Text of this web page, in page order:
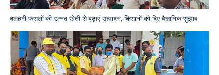
दलहनी फसलों की उन्नत खेती से बढ़ाएं उत्पादन, किसानों को दिए वैज्ञानिक सुझाव